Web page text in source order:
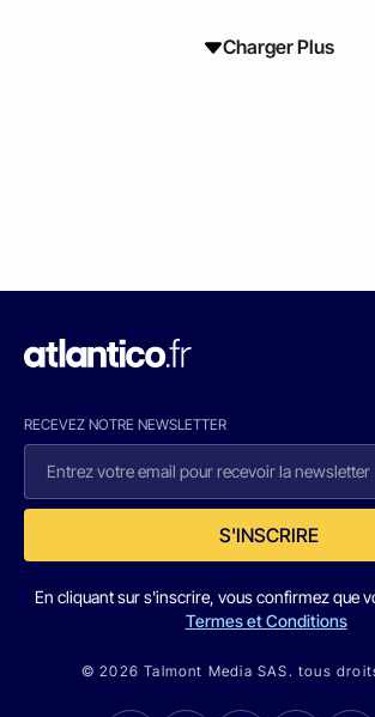
Charger Plus
RECEVEZ NOTRE NEWSLETTER
S'INSCRIRE
En cliquant sur s'inscrire, vous confirmez que
Termes et Conditions
© 2026 Talmont Media SAS. tous